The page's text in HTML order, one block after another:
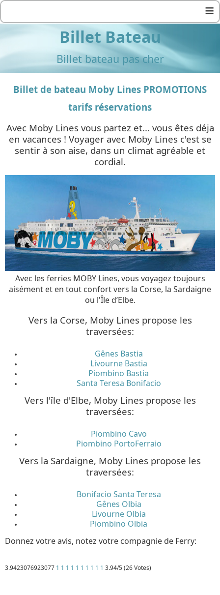
≡
Billet Bateau
Billet bateau pas cher
Billet de bateau Moby Lines PROMOTIONS
tarifs réservations
Avec Moby Lines vous partez et... vous êtes déja
en vacances ! Voyager avec Moby Lines c'est se
sentir à son aise, dans un climat agréable et
cordial.
Avec les ferries MOBY Lines, vous voyagez toujours
aisément et en tout confort vers la Corse, la Sardaigne
ou l'Île d’Elbe.
Vers la Corse, Moby Lines propose les
traversées:
Gênes Bastia
Livourne Bastia
Piombino Bastia
Santa Teresa Bonifacio
Vers l'île d'Elbe, Moby Lines propose les
traversées:
Piombino Cavo
Piombino PortoFerraio
Vers la Sardaigne, Moby Lines propose les
traversées:
Bonifacio Santa Teresa
Gênes Olbia
Livourne Olbia
Piombino Olbia
Donnez votre avis, notez votre compagnie de Ferry:
3.9423076923077 1 1 1 1 1 1 1 1 1 1 3.94/5 (26 Votes)